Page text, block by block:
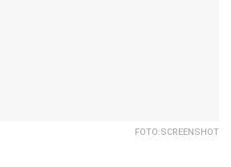
FOTO:SCREENSHOT